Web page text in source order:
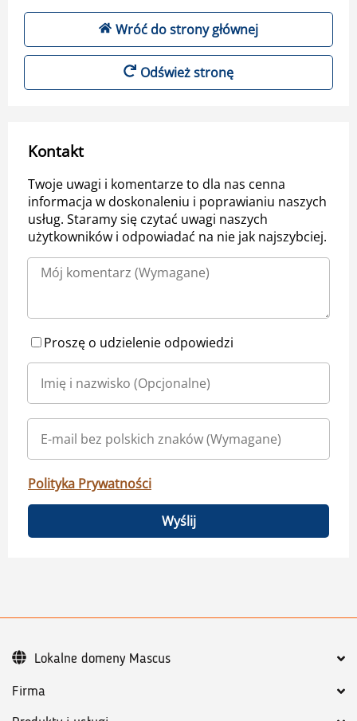
Wróć do strony głównej
Odśwież stronę
Kontakt
Twoje uwagi i komentarze to dla nas cenna
informacja w doskonaleniu i poprawianiu naszych
usług. Staramy się czytać uwagi naszych
użytkowników i odpowiadać na nie jak najszybciej.
Proszę o udzielenie odpowiedzi
Polityka Prywatności
Wyślij
Firma
Lokalne domeny Mascus